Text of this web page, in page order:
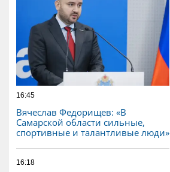
16:45
Вячеслав Федорищев: «В
Самарской области сильные,
спортивные и талантливые люди»
16:18